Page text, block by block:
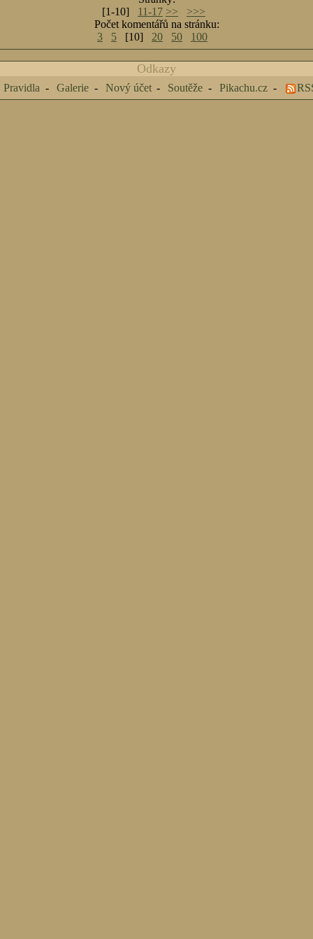
[1-10] 11-17 >>
>>>
Počet komentářů na stránku:
3
5 [10] 20 50 100
Odkazy
Pravidla Galerie Nový účet Soutěže Pikachu.cz